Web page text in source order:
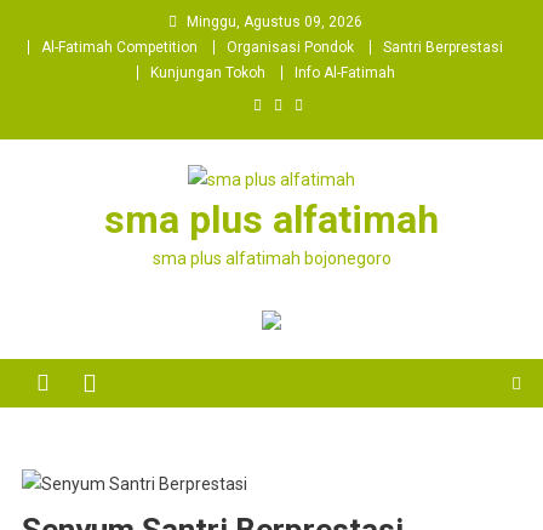
Minggu, Agustus 09, 2026
Al-Fatimah Competition
Organisasi Pondok
Santri Berprestasi
Kunjungan Tokoh
Info Al-Fatimah
sma plus alfatimah
sma plus alfatimah bojonegoro